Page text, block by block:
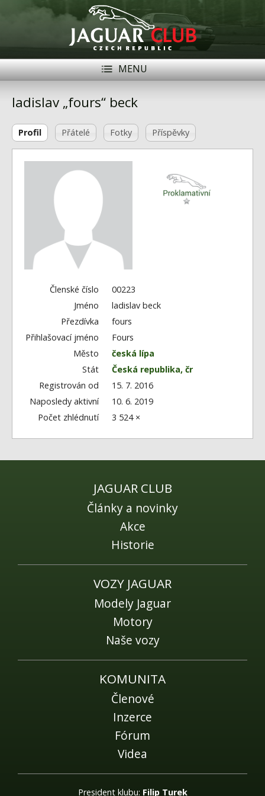
MENU
Modely Jaguar
Naše vozy
Fórum
ladislav „fours“ beck
Profil Přátelé Fotky Příspěvky
Členské číslo
00223
Jméno
ladislav beck
Přezdívka
fours
Přihlašovací jméno
Fours
Město
česká lípa
Stát
Česká republika, čr
Registrován od
15. 7. 2016
Naposledy aktivní
10. 6. 2019
Počet zhlédnutí
3 524 ×
JAGUAR CLUB
Články a novinky
Akce
Historie
VOZY JAGUAR
Modely Jaguar
Motory
Naše vozy
KOMUNITA
Členové
Inzerce
Fórum
Videa
President klubu: Filip Turek